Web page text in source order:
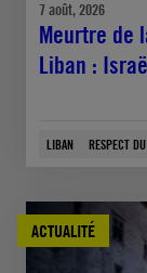
7 août, 2026
Meurtre de
Liban :
LIBAN RESPECT
ACTUALITÉ